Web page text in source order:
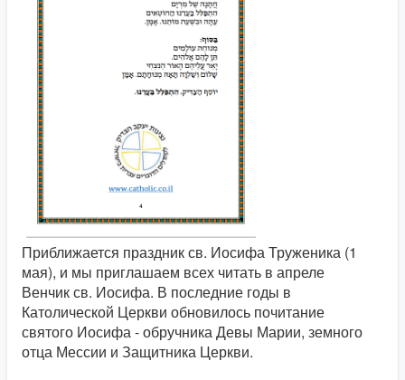
Приближается праздник св. Иосифа Труженика (1
мая), и мы приглашаем всех читать в апреле
Венчик св. Иосифа. В последние годы в
Католической Церкви обновилось почитание
святого Иосифа - обручника Девы Марии, земного
отца Мессии и Защитника Церкви.